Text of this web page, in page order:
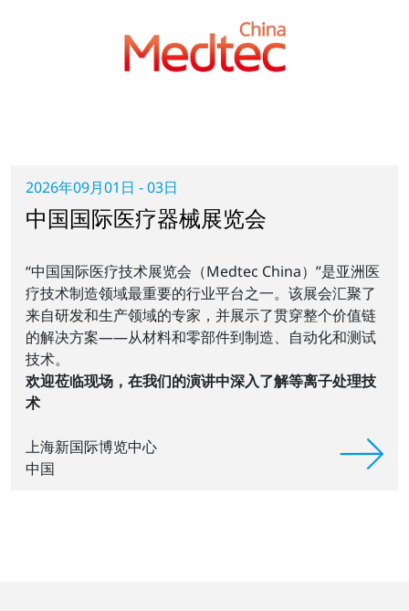
2026年09月01日 - 03日
中国国际医疗器械展览会
“中国国际医疗技术展览会（Medtec China）”是亚洲医
疗技术制造领域最重要的行业平台之一。该展会汇聚了
来自研发和生产领域的专家，并展示了贯穿整个价值链
的解决方案——从材料和零部件到制造、自动化和测试
技术。
欢迎莅临现场，在我们的演讲中深入了解等离子处理技
术
上海新国际博览中心
中国